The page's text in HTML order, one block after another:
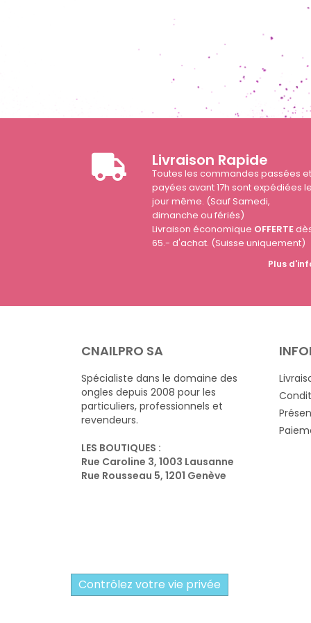
Livraison Rapide
Toutes les commandes passées
payées avant 17h sont expédiées
jour même. (Sauf Samedi,
dimanche ou fériés)
Livraison économique OFFERTE
65.- d'achat. (Suisse uniquement)
Plus
CNAILPRO SA
Spécialiste dans le domaine des
ongles depuis 2008 pour les
particuliers, professionnels et
revendeurs.
LES BOUTIQUES :
Rue Caroline 3, 1003 Lausanne
Rue Rousseau 5, 1201 Genève
Contrôlez votre vie privée